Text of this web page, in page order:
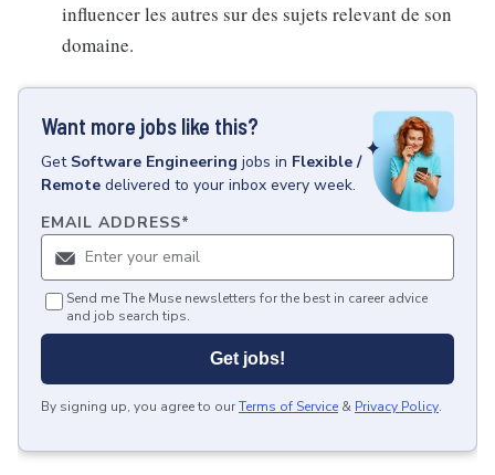
influencer les autres sur des sujets relevant de son
domaine.
Want more jobs like this?
Get Software Engineering jobs in Flexible /
Remote delivered to your inbox every week.
EMAIL ADDRESS*
Send me The Muse newsletters for the best in career advice
and job search tips.
Get jobs!
By signing up, you agree to ourTerms of Service & Privacy Policy.